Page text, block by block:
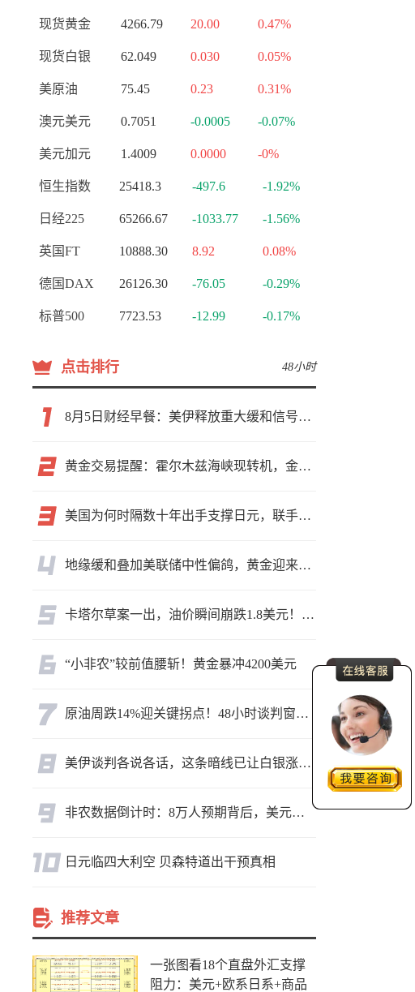
现货黄金 4266.79 20.00 0.47%
现货白银 62.049 0.030 0.05%
美原油 75.45 0.23 0.31%
澳元美元 0.7051 -0.0005 -0.07%
美元加元 1.4009 0.0000 -0%
恒生指数 25418.3 -497.6 -1.92%
日经225 65266.67 -1033.77 -1.56%
英国FT 10888.30 8.92 0.08%
德国DAX 26126.30 -76.05 -0.29%
标普500 7723.53 -12.99 -0.17%
点击排行 48小时
8月5日财经早餐：美伊释放重大缓和信号，现货黄金高位持稳，美油重挫超6%
黄金交易提醒：霍尔木兹海峡现转机，金价小幅反弹，能否借就业数据再上新台阶？
美国为何时隔数十年出手支撑日元，联手救市的幕后真相来了！
地缘缓和叠加美联储中性偏鸽，黄金迎来上行窗口
卡塔尔草案一出，油价瞬间崩跌1.8美元！海峡真要通了？
“小非农”较前值腰斩！黄金暴冲4200美元
原油周跌14%迎关键拐点！48小时谈判窗口，暗藏行情变数
美伊谈判各说各话，这条暗线已让白银涨疯了
非农数据倒计时：8万人预期背后，美元方向面临重新选择
日元临四大利空 贝森特道出干预真相
推荐文章
一张图看18个直盘外汇支撑
阻力：美元+欧系日系+商品